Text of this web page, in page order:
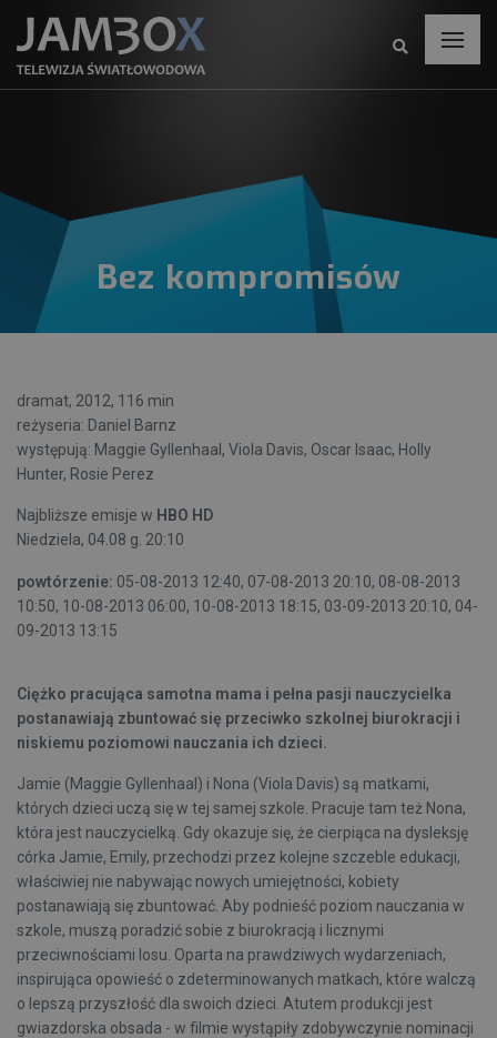
Bez kompromisów
dramat, 2012, 116 min
reżyseria: Daniel Barnz
występują: Maggie Gyllenhaal, Viola Davis, Oscar Isaac, Holly
Hunter, Rosie Perez
Najbliższe emisje w HBO HD
Niedziela, 04.08 g. 20:10
powtórzenie: 05-08-2013 12:40, 07-08-2013 20:10, 08-08-2013
10:50, 10-08-2013 06:00, 10-08-2013 18:15, 03-09-2013 20:10, 04-
09-2013 13:15
Ciężko pracująca samotna mama i pełna pasji nauczycielka
postanawiają zbuntować się przeciwko szkolnej biurokracji i
niskiemu poziomowi nauczania ich dzieci.
Jamie (Maggie Gyllenhaal) i Nona (Viola Davis) są matkami,
których dzieci uczą się w tej samej szkole. Pracuje tam też Nona,
która jest nauczycielką. Gdy okazuje się, że cierpiąca na dysleksję
córka Jamie, Emily, przechodzi przez kolejne szczeble edukacji,
właściwiej nie nabywając nowych umiejętności, kobiety
postanawiają się zbuntować. Aby podnieść poziom nauczania w
szkole, muszą poradzić sobie z biurokracją i licznymi
przeciwnościami losu. Oparta na prawdziwych wydarzeniach,
inspirująca opowieść o zdeterminowanych matkach, które walczą
o lepszą przyszłość dla swoich dzieci. Atutem produkcji jest
gwiazdorska obsada - w filmie wystąpiły zdobywczynie nominacji